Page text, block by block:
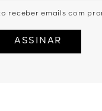
receber emails com
ASSINAR